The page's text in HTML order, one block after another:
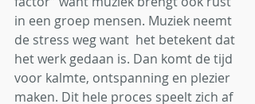
in een groep mensen. Muziek neemt
de stress weg want  het betekent dat
het werk gedaan is. Dan komt de tijd
voor kalmte, ontspanning en plezier
maken. Dit hele proces speelt zich af